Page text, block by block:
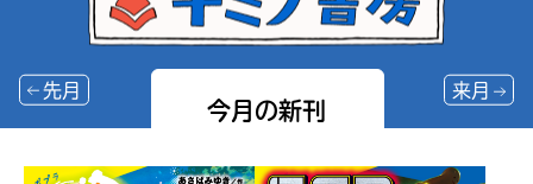
今月の新刊
先月 来月